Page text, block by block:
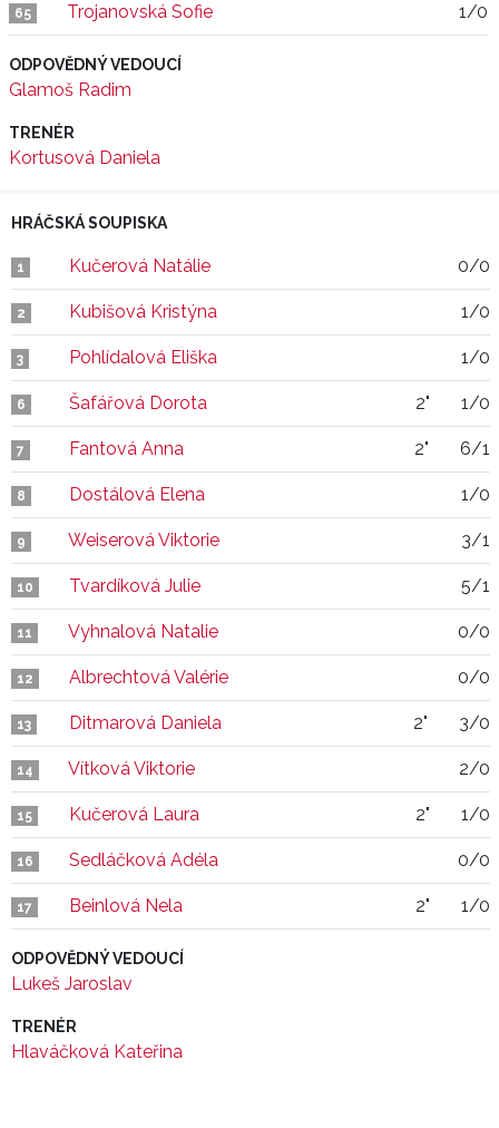
65 Trojanovská Sofie 1/0
ODPOVĚDNÝ VEDOUCÍ
Glamoš Radim
TRENÉR
Kortusová Daniela
HRÁČSKÁ SOUPISKA
1 Kučerová Natálie 0/0
2 Kubišová Kristýna 1/0
3 Pohlídalová Eliška 1/0
6 Šafářová Dorota 2" 1/0
7 Fantová Anna 2" 6/1
8 Dostálová Elena 1/0
9 Weiserová Viktorie 3/1
10 Tvardíková Julie 5/1
11 Vyhnalová Natalie 0/0
12 Albrechtová Valérie 0/0
13 Ditmarová Daniela 2" 3/0
14 Vítková Viktorie 2/0
15 Kučerová Laura 2" 1/0
16 Sedláčková Adéla 0/0
17 Beinlová Nela 2" 1/0
ODPOVĚDNÝ VEDOUCÍ
Lukeš Jaroslav
TRENÉR
Hlaváčková Kateřina